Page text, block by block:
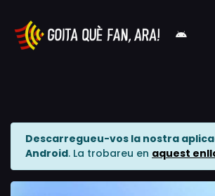
Descarregueu-vos la nostra
Android. La trobareu en aquest